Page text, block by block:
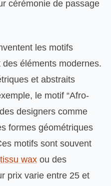
cérémonie de passage
les motifs
éléments modernes.
et abstraits
le motif “Afro-
designers comme
formes géométriques
motifs sont souvent
wax ou des
prix varie entre 25 et